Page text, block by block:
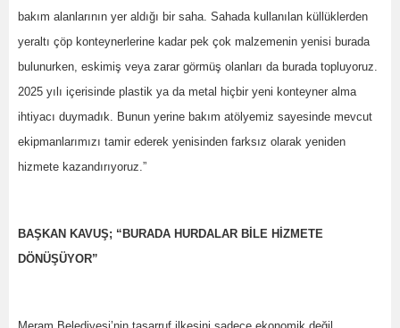
bakım alanlarının yer aldığı bir saha. Sahada kullanılan küllüklerden
yeraltı çöp konteynerlerine kadar pek çok malzemenin yenisi burada
bulunurken, eskimiş veya zarar görmüş olanları da burada topluyoruz.
2025 yılı içerisinde plastik ya da metal hiçbir yeni konteyner alma
ihtiyacı duymadık. Bunun yerine bakım atölyemiz sayesinde mevcut
ekipmanlarımızı tamir ederek yenisinden farksız olarak yeniden
hizmete kazandırıyoruz.”
BAŞKAN KAVUŞ; “BURADA HURDALAR BİLE HİZMETE
DÖNÜŞÜYOR”